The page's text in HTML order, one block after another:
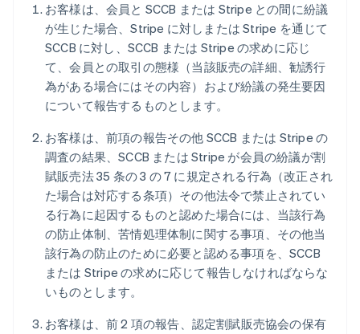
お客様は、会員と SCCB または Stripe との間に紛議
が生じた場合、Stripe に対しまたは Stripe を通じて
SCCB に対し、SCCB または Stripe の求めに応じ
て、会員との取引の態様（当該販売の詳細、勧誘行
為がある場合にはその内容）および紛議の発生要因
について報告するものとします。
お客様は、前項の報告その他 SCCB または Stripe の
調査の結果、SCCB または Stripe が会員の紛議が割
賦販売法 35 条の 3 の 7 に規定される行為（改正され
た場合は対応する条項）その他法令で禁止されてい
る行為に起因するものと認めた場合には、当該行為
の防止体制、苦情処理体制に関する事項、その他当
該行為の防止のために必要と認める事項を、SCCB
または Stripe の求めに応じて報告しなければならな
いものとします。
お客様は、前 2 項の報告、認定割賦販売協会の保有